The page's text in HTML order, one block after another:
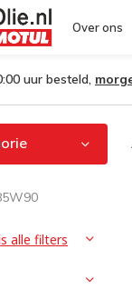
Over ons
uur besteld,
alle filters